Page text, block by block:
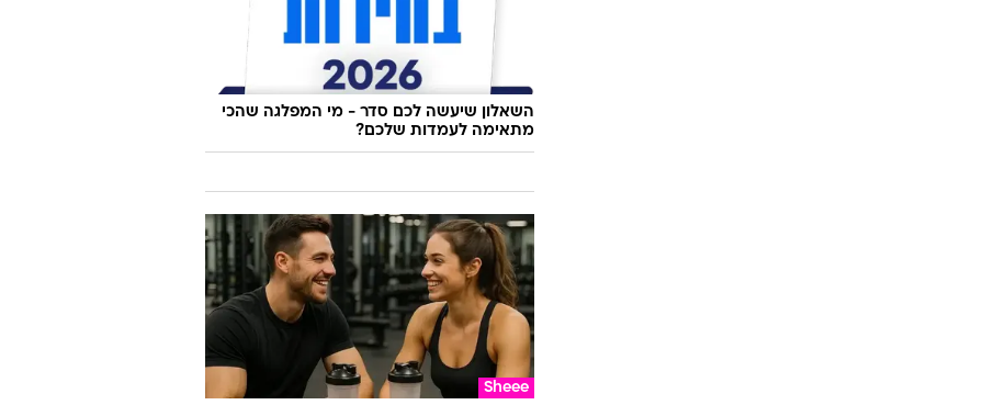
השאלון שיעשה לכם סדר - מי המפלגה שהכי
מתאימה לעמדות שלכם?
Sheee
דייט ראשון? מסתבר שזה המקום הכי טרנדי
היום